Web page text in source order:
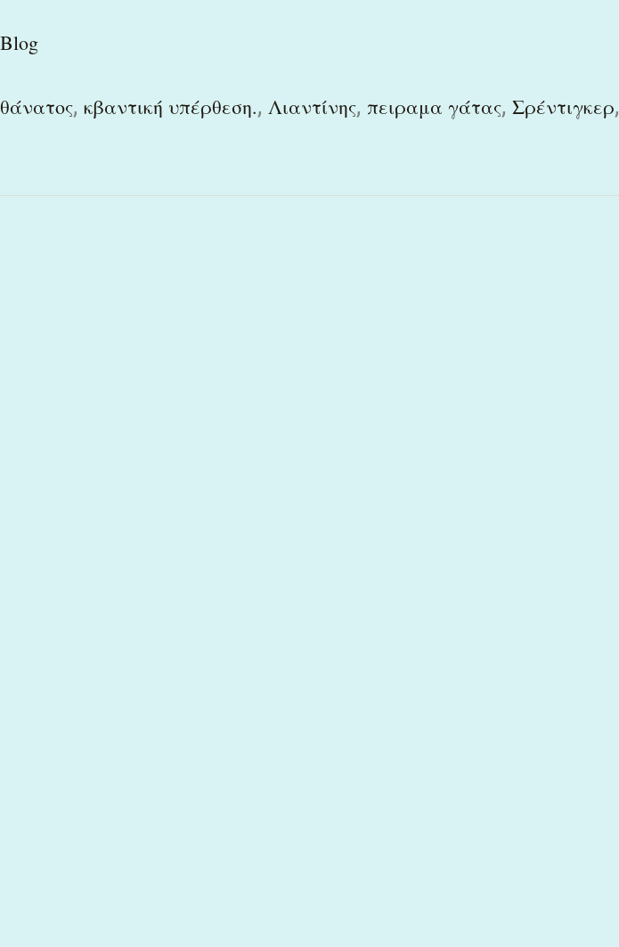
Blog
θάνατος, κβαντική υπέρθεση., Λιαντίνης, πειραμα γάτας, Σρέντιγκερ,